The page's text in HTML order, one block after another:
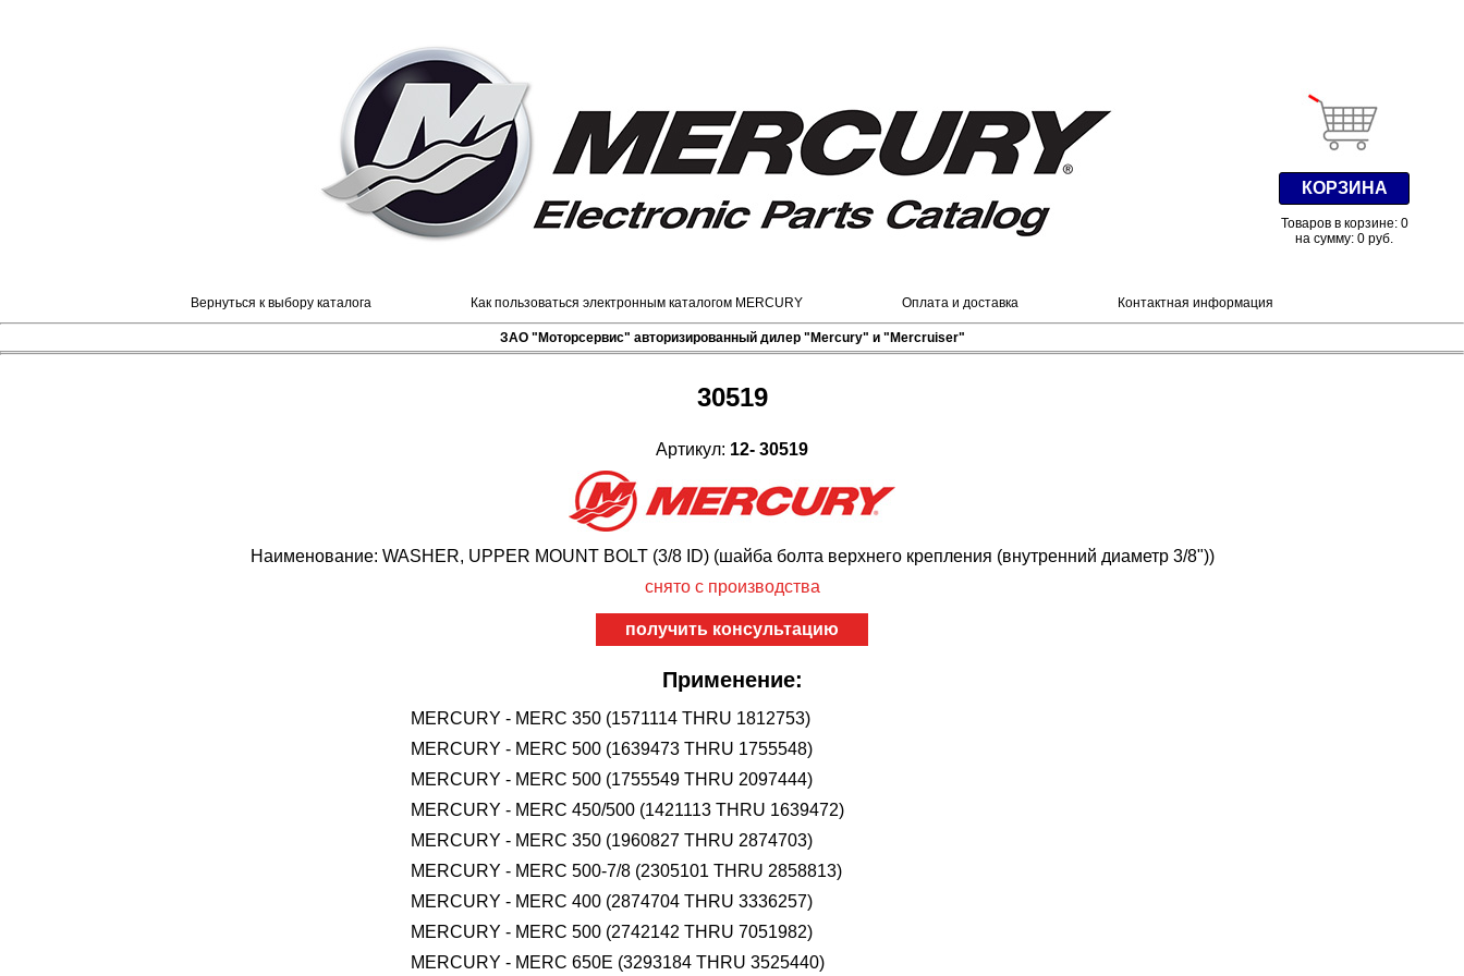
КОРЗИНА
Товаров в корзине: 0
на сумму: 0 руб.
Вернуться к выбору каталога Как пользоваться электронным каталогом MERCURY Оплата и доставка Контактная информация
ЗАО "Моторсервис" авторизированный дилер "Mercury" и "Mercruiser"
30519
Артикул: 12- 30519
Наименование: WASHER, UPPER MOUNT BOLT (3/8 ID) (шайба болта верхнего крепления (внутренний диаметр 3/8"))
снято с производства
получить консультацию
Применение:
MERCURY - MERC 350 (1571114 THRU 1812753)
MERCURY - MERC 500 (1639473 THRU 1755548)
MERCURY - MERC 500 (1755549 THRU 2097444)
MERCURY - MERC 450/500 (1421113 THRU 1639472)
MERCURY - MERC 350 (1960827 THRU 2874703)
MERCURY - MERC 500-7/8 (2305101 THRU 2858813)
MERCURY - MERC 400 (2874704 THRU 3336257)
MERCURY - MERC 500 (2742142 THRU 7051982)
MERCURY - MERC 650E (3293184 THRU 3525440)